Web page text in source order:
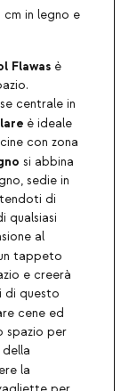
in legno e
Flawas è
centrale in
è ideale
con zona
si abbina
sedie in
di
qualsiasi
al
tappeto
e creerà
di questo
cene ed
spazio per
la